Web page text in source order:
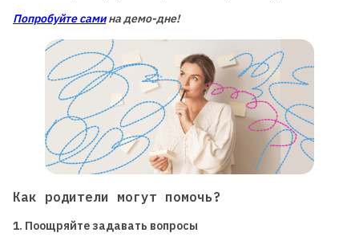
Попробуйте самина демо-дне!
Как родители могут помочь?
1. Поощряйте задавать вопросы